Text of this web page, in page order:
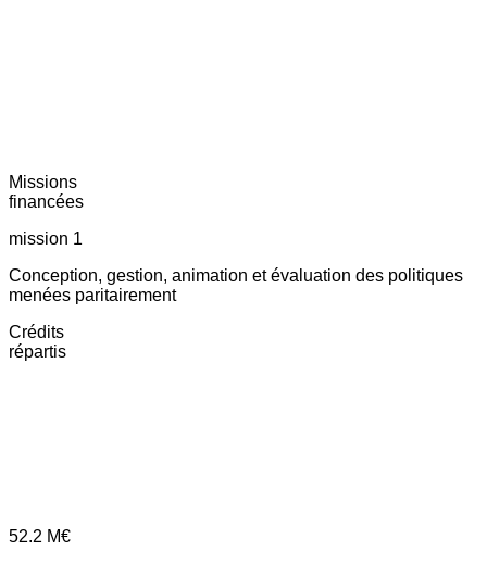
Missions
financées
mission 1
Conception, gestion, animation et évaluation des politiques
menées paritairement
Crédits
répartis
52.2 M€